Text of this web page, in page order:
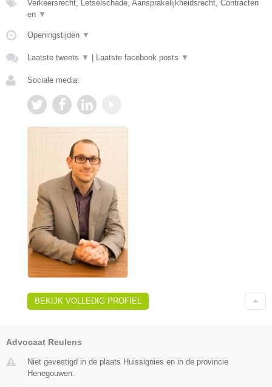
Verkeersrecht, Letselschade, Aansprakelijkheidsrecht, Contracten
en ▼
Openingstijden ▼
Laatste tweets ▼ Laatste facebook posts ▼
Sociale media:
BEKIJK VOLLEDIG PROFIEL
Advocaat Reulens
Niet gevestigd in de plaats Huissignies en in de provincie
Henegouwen.